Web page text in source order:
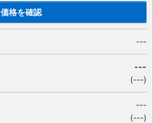
価格を確認
---
---
(---)
---
(---)